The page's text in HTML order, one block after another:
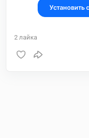
Установить
2 лайка